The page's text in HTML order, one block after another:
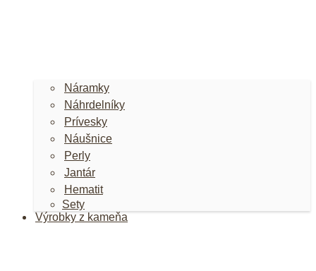
Náramky
Náhrdelníky
Prívesky
Náušnice
Perly
Jantár
Hematit
Sety
Výrobky z kameňa